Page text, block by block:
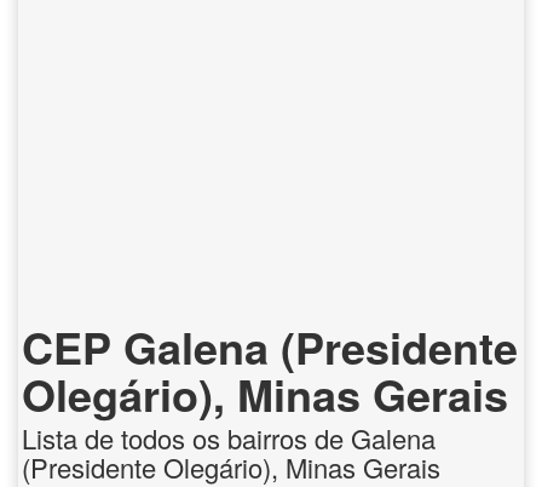
CEP Galena (Presidente
Olegário), Minas Gerais
Lista de todos os bairros de Galena
(Presidente Olegário), Minas Gerais